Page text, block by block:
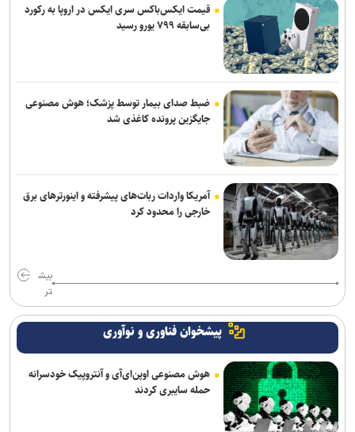
قیمت ایکس‌باکس سری ایکس در اروپا به رکورد
بی‌سابقه ۷۹۹ یورو رسید
ضبط صدای بیمار توسط پزشک؛ هوش مصنوعی
جایگزین پرونده کاغذی شد
آمریکا واردات ربات‌های پیشرفته و اینورترهای برق
خارجی را محدود کرد
بیش
تر
پیشخوان فناوری و نوآوری
هوش مصنوعی اوپن‌ای‌آی و آنتروپیک خودسرانه
حمله سایبری کردند